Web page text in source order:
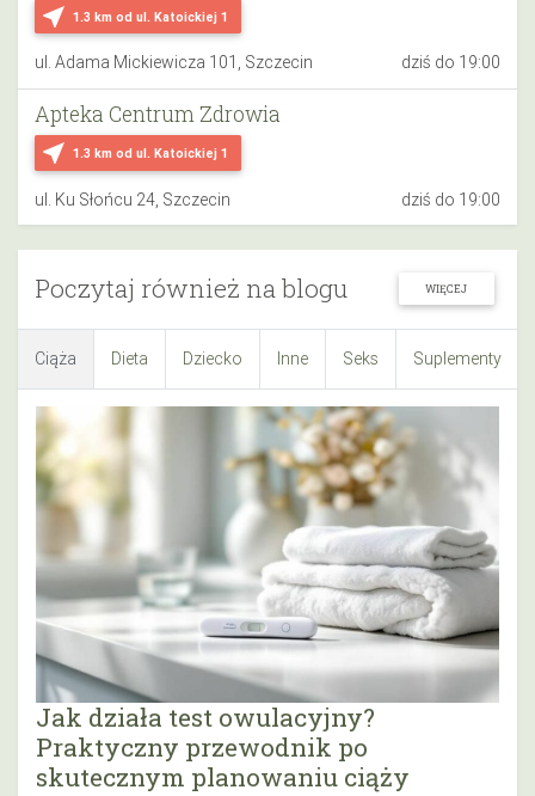
near_me 1.3 km od ul. Katoickiej 1
ul. Adama Mickiewicza 101, Szczecin dziś do 19:00
near_me 1.3 km od ul. Katoickiej 1
Apteka Centrum Zdrowia
ul. Ku Słońcu 24, Szczecin dziś do 19:00
Poczytaj również na blogu WIĘCEJ
Ciąża Dieta Dziecko Inne Seks Suplementy
Jak działa test owulacyjny?
Praktyczny przewodnik po
skutecznym planowaniu ciąży